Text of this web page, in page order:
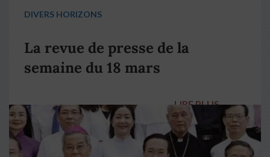
DIVERS HORIZONS
La revue de presse de la
semaine du 18 mars
LIRE PLUS →